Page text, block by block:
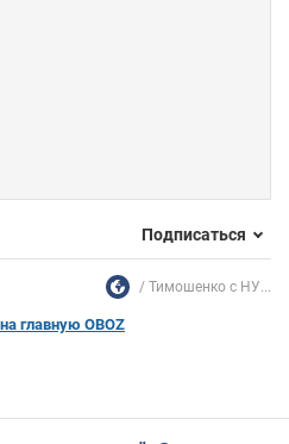
Подписаться
Тимошенко с НУ...
главную OBOZ